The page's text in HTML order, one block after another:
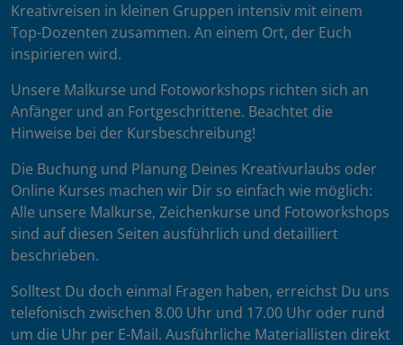
Kreativreisen in kleinen Gruppen intensiv mit einem
Top-Dozenten zusammen. An einem Ort, der Euch
inspirieren wird.
Unsere Malkurse und Fotoworkshops richten sich an
Anfänger und an Fortgeschrittene. Beachtet die
Hinweise bei der Kursbeschreibung!
Die Buchung und Planung Deines Kreativurlaubs oder
Online Kurses machen wir Dir so einfach wie möglich:
Alle unsere Malkurse, Zeichenkurse und Fotoworkshops
sind auf diesen Seiten ausführlich und detailliert
beschrieben.
Solltest Du doch einmal Fragen haben, erreichst Du uns
telefonisch zwischen 8.00 Uhr und 17.00 Uhr oder rund
um die Uhr per E-Mail. Ausführliche Materiallisten direkt